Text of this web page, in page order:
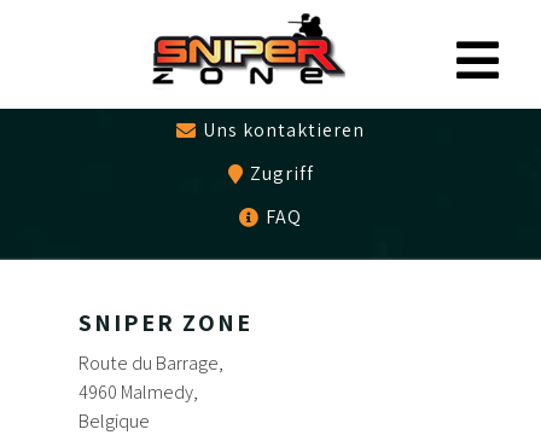
0497479786
Geschenkgutschein
Uns kontaktieren
Zugriff
FAQ
SNIPER ZONE
Route du Barrage,
4960 Malmedy,
Belgique